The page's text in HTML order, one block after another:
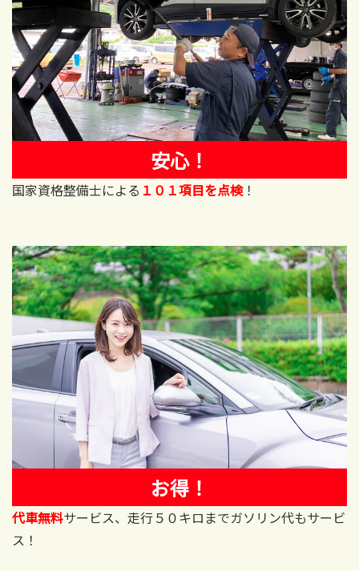
安心！
国家資格整備士による １０１項目を点検！
お得！
代車無料サービス、走行５０キロまでガソリン代もサービ
ス！